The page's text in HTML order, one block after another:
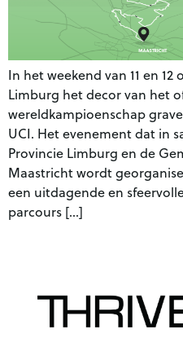
In het weekend van 11 en
Limburg het decor van het
wereldkampioenschap
UCI. Het evenement dat in
Provincie Limburg en de
Maastricht wordt
een uitdagende en
parcours […]